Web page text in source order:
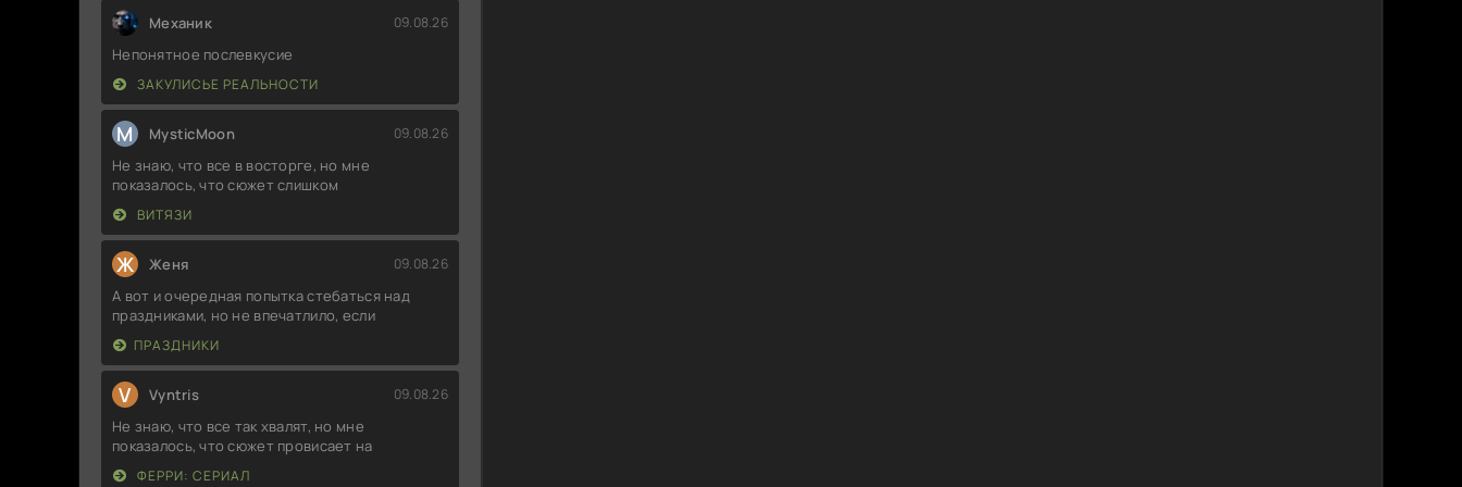
Механик 09.08.26
Непонятное послевкусие
ЗАКУЛИСЬЕ РЕАЛЬНОСТИ
M MysticMoon 09.08.26
Не знаю, что все в восторге, но мне
показалось, что сюжет слишком
ВИТЯЗИ
Ж Женя 09.08.26
А вот и очередная попытка стебаться над
праздниками, но не впечатлило, если
ПРАЗДНИКИ
V Vyntris 09.08.26
Не знаю, что все так хвалят, но мне
показалось, что сюжет провисает на
ФЕРРИ: СЕРИАЛ